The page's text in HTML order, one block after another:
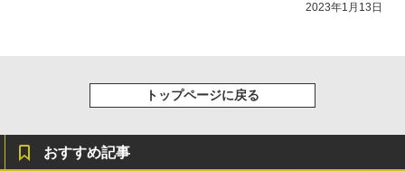
2023年1月13日
トップページに戻る
おすすめ記事